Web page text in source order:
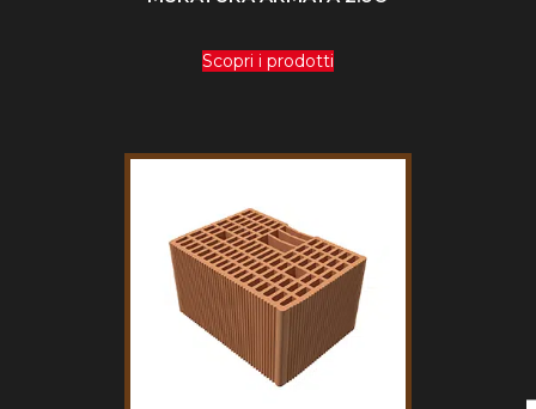
Scopri i prodotti